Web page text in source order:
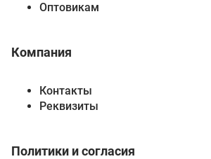
Оптовикам
Компания
Контакты
Реквизиты
Политики и согласия